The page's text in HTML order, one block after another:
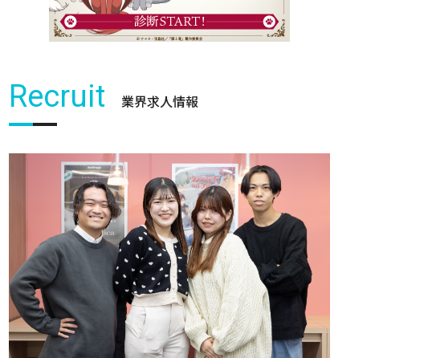
Recruit 業界求人情報